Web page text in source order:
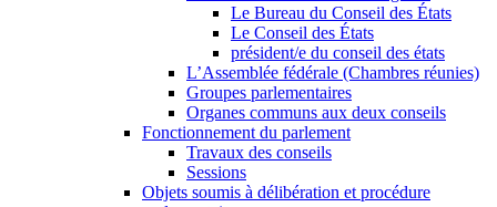
Le Bureau du Conseil des États
Le Conseil des États
président/e du conseil des états
L’Assemblée fédérale (Chambres réunies)
Groupes parlementaires
Organes communs aux deux conseils
Fonctionnement du parlement
Travaux des conseils
Sessions
Objets soumis à délibération et procédure